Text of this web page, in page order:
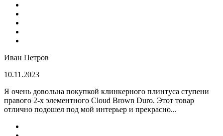
Иван Петров
10.11.2023
Я очень довольна покупкой клинкерного плинтуса ступени
правого 2-х элементного Cloud Brown Duro. Этот товар
отлично подошел под мой интерьер и прекрасно...